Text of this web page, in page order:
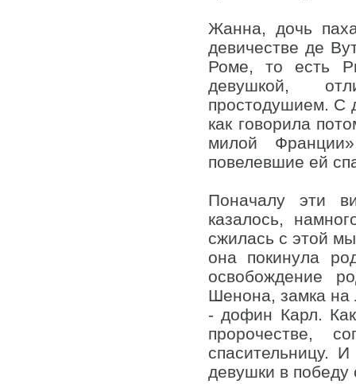
Жанна, дочь
девичестве де
Роме, то есть
девушкой,
простодушием. С
как говорила
милой
повелевшие ей
Поначалу эти
казалось,
сжилась с этой
она покинула
освобождение
Шенона, замка на
- дофин Карл.
пророчестве,
спасительницу.
девушки в победу